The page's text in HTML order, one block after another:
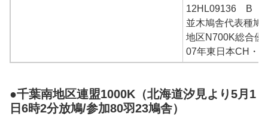
12HL09136 B
並木鳩舎代表種鳩
地区N700K総合優
07年東日本CH・
●千葉南地区連盟1000K（北海道汐見より5月1
日6時2分放鳩/参加80羽23鳩舎）